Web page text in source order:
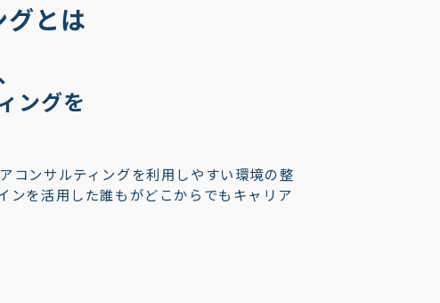
とは
ングを
コンサルティングを利用しやすい環境の整
ンを活用した誰もがどこからでもキャリア